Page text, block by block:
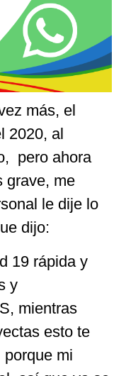
más, el
2020, al
pero ahora
grave, me
le dije lo
dijo:
19 rápida y
y
mientras
esto te
mi